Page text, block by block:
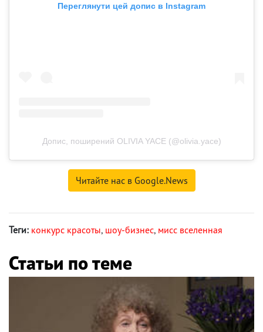
Переглянути цей допис в Instagram
Допис, поширений OLIVIA YACE (@olivia.yace)
Читайте нас в Google.News
Теги: конкурс красоты, шоу-бизнес, мисс вселенная
Статьи по теме